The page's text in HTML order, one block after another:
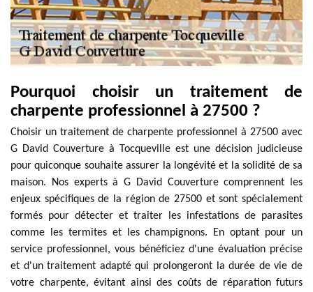
Pourquoi choisir un traitement de
charpente professionnel à 27500 ?
Choisir un traitement de charpente professionnel à 27500 avec
G David Couverture à Tocqueville est une décision judicieuse
pour quiconque souhaite assurer la longévité et la solidité de sa
maison. Nos experts à G David Couverture comprennent les
enjeux spécifiques de la région de 27500 et sont spécialement
formés pour détecter et traiter les infestations de parasites
comme les termites et les champignons. En optant pour un
service professionnel, vous bénéficiez d'une évaluation précise
et d'un traitement adapté qui prolongeront la durée de vie de
votre charpente, évitant ainsi des coûts de réparation futurs